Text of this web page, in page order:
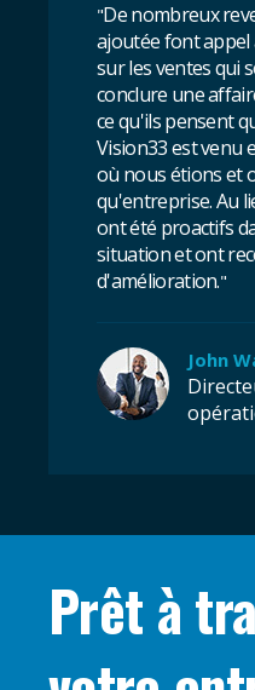
"De nombreux
ajoutée font appel
sur les ventes qui
conclure une
ce qu'ils pensent
Vision33 est venu
où nous étions et
qu'entreprise. Au
ont été proactifs
situation et ont
d'amélioration."
John
Prêt à